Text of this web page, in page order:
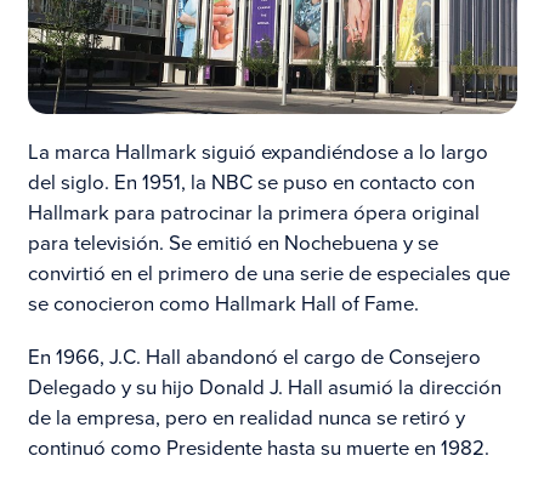
La marca Hallmark siguió expandiéndose a lo largo
del siglo. En 1951, la NBC se puso en contacto con
Hallmark para patrocinar la primera ópera original
para televisión. Se emitió en Nochebuena y se
convirtió en el primero de una serie de especiales que
se conocieron como Hallmark Hall of Fame.
En 1966, J.C. Hall abandonó el cargo de Consejero
Delegado y su hijo Donald J. Hall asumió la dirección
de la empresa, pero en realidad nunca se retiró y
continuó como Presidente hasta su muerte en 1982.